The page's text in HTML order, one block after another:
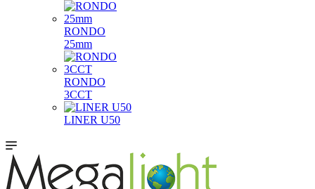
RONDO
25mm
RONDO
3CCT
LINER U50